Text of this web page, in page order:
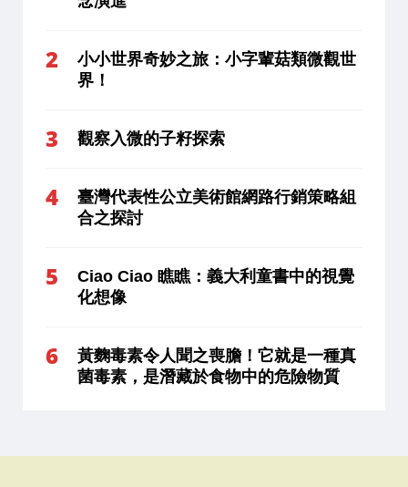
小小世界奇妙之旅：小字輩菇類微觀世
界！
觀察入微的子籽探索
臺灣代表性公立美術館網路行銷策略組
合之探討
Ciao Ciao 瞧瞧：義大利童書中的視覺
化想像
黃麴毒素令人聞之喪膽！它就是一種真
菌毒素，是潛藏於食物中的危險物質